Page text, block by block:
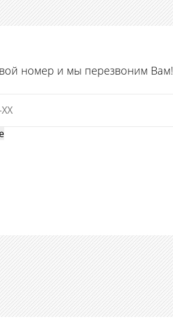
номер и мы перезвоним Вам!